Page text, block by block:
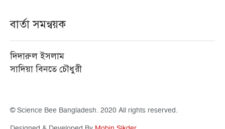
বার্তা সমন্বয়ক
দিদারুল ইসলাম
সাদিয়া বিনতে চৌধুরী
© Science Bee Bangladesh. 2020 All rights reserved.